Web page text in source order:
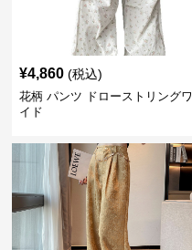
¥4,860 (税込)
花柄 パンツ ドローストリングワ
イド